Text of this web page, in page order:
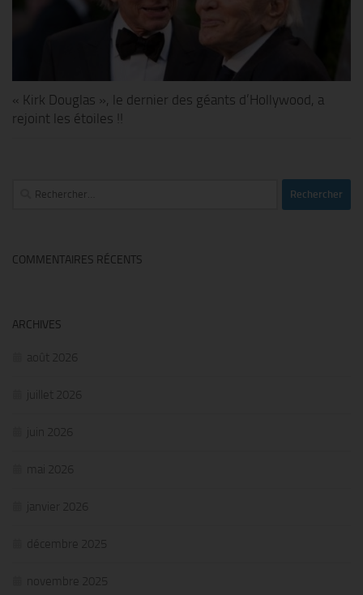
« Kirk Douglas », le dernier des géants d’Hollywood, a
rejoint les étoiles !!
Rechercher :
COMMENTAIRES RÉCENTS
ARCHIVES
août 2026
juillet 2026
juin 2026
mai 2026
janvier 2026
décembre 2025
novembre 2025